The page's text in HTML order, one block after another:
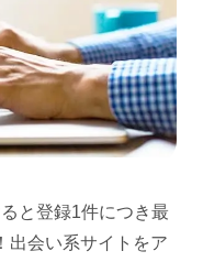
と登録1件につき最
出会い系サイトをア